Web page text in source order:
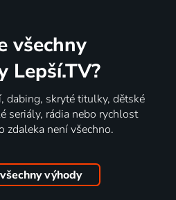
všechny
Lepší.TV?
dabing, skryté titulky, dětské
seriály, rádia nebo rychlost
zdaleka není všechno.
výhody